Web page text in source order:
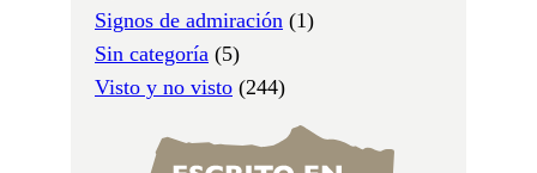
Signos de admiración (1)
Sin categoría (5)
Visto y no visto (244)